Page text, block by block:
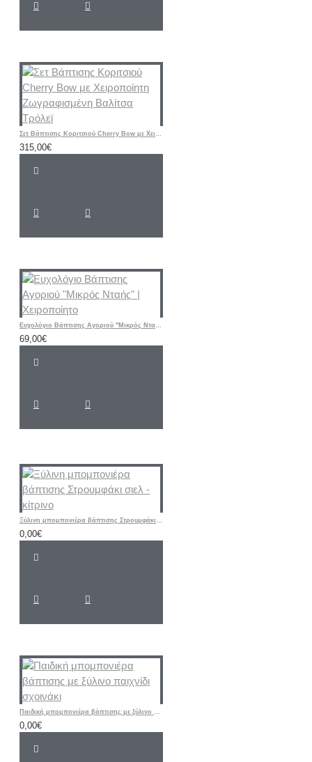
Σετ Βάπτισης Κοριτσιού Cherry Bow με Χειροποίητη Ζωγραφισμένη Βαλίτσα Τρόλεϊ
315,00€
Ευχολόγιο Βάπτισης Αγοριού "Μικρός Νταής" | Χειροποίητο
69,00€
Ξύλινη μπομπονιέρα βάπτισης Στρουμφάκι σιελ - κίτρινο
0,00€
Παιδική μπομπονιέρα βάπτισης με ξύλινο παιχνίδι σχοινάκι
0,00€